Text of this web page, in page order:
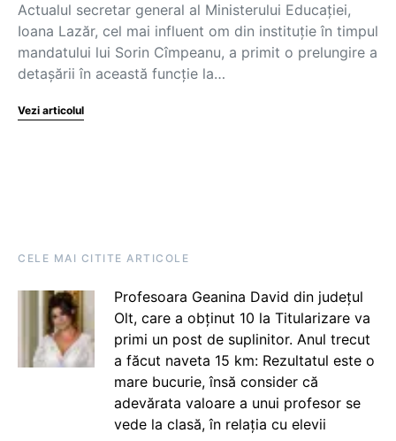
Actualul secretar general al Ministerului Educației,
Ioana Lazăr, cel mai influent om din instituție în timpul
mandatului lui Sorin Cîmpeanu, a primit o prelungire a
detașării în această funcție la…
Vezi articolul
CELE MAI CITITE ARTICOLE
Profesoara Geanina David din județul
Olt, care a obținut 10 la Titularizare va
primi un post de suplinitor. Anul trecut
a făcut naveta 15 km: Rezultatul este o
mare bucurie, însă consider că
adevărata valoare a unui profesor se
vede la clasă, în relația cu elevii